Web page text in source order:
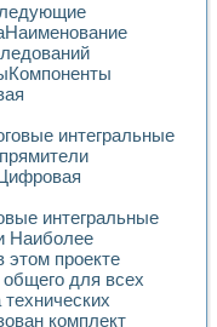
интегральные
интегральные
Наиболее
проекте
для всех
комплект